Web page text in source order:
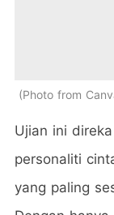
Photo from
Ujian ini
personaliti
yang paling